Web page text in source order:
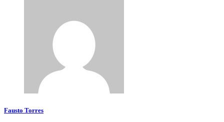
Fausto Torres